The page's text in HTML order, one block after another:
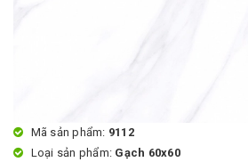
Mã sản phẩm: 9112
Loại sản phẩm: Gạch 60x60